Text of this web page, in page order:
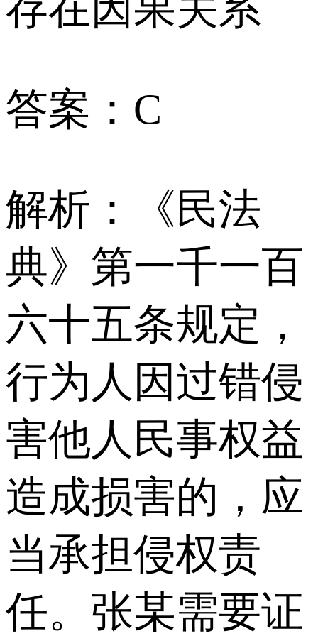
存在因果关系
答案：C
解析：《民法
典》第一千一百
六十五条规定，
行为人因过错侵
害他人民事权益
造成损害的，应
当承担侵权责
任。张某需要证